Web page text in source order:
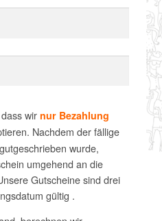
wir nur Bezahlung
Nachdem der fällige
wurde,
umgehend an die
Gutscheine sind drei
gültig .